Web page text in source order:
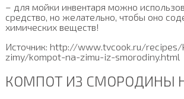
– для мойки инвентаря можно
средство, но желательно, чтобы оно
химических веществ!
Источник: http://www.tvcook.ru/
zimy/kompot-na-zimu-iz-smorodiny.html
КОМПОТ ИЗ СМОРОДИНЫ